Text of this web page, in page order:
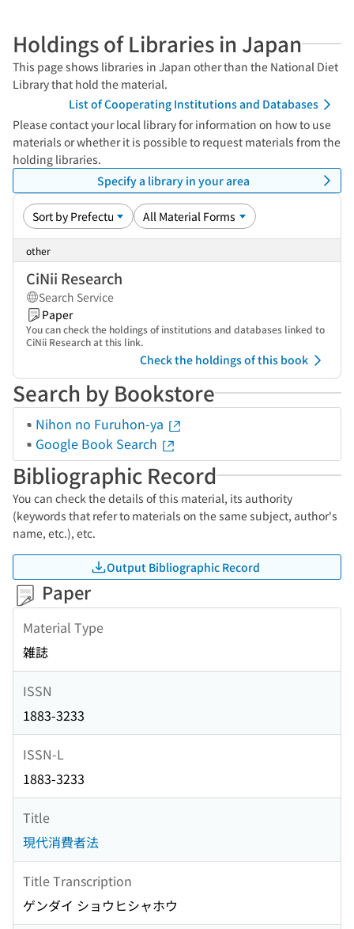
Holdings of Libraries in Japan
This page shows libraries in Japan other than the National Diet
Library that hold the material.
List of Cooperating Institutions and Databases
Please contact your local library for information on how to use
materials or whether it is possible to request materials from the
holding libraries.
Specify a library in your area
other
CiNii Research
Search Service
Paper
You can check the holdings of institutions and databases linked to
CiNii Research at this link.
Check the holdings of this book
Search by Bookstore
Nihon no Furuhon-ya
Google Book Search
Bibliographic Record
You can check the details of this material, its authority
(keywords that refer to materials on the same subject, author's
name, etc.), etc.
Output Bibliographic Record
Paper
Material Type
雑誌
ISSN
1883-3233
ISSN-L
1883-3233
Title
現代消費者法
Title Transcription
ゲンダイ ショウヒシャホウ